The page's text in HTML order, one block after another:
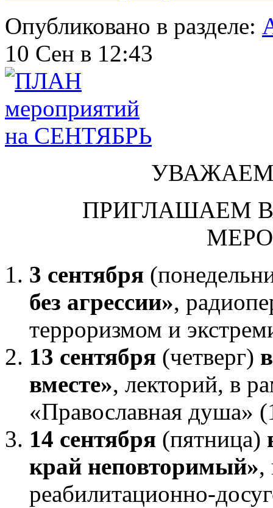
Опубликовано в разделе:
10 Сен в 12:43
ПРИГЛАШАЕМ
3 сентября
без агрессии»,
терроризмом и
13 сентября (четверг)
вместе», лекторий, в
«Православная душа»
14 сентября (пятница)
край неповторимый»,
реабилитационно-